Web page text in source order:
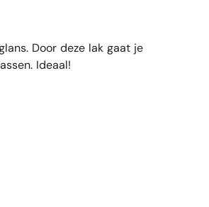
Door deze lak gaat je
Ideaal!